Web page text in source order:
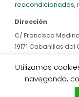
reacondicionados,
Dirección
C/ Francisco
19171 Cabanillas del
Utilizamos
navegando,